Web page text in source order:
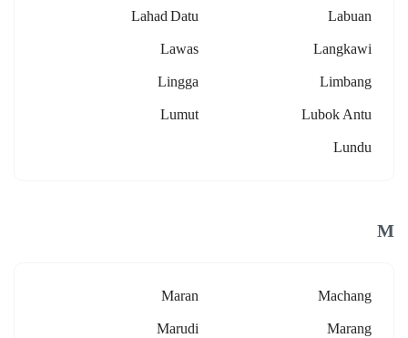
Labuan
Lahad Datu
Langkawi
Lawas
Limbang
Lingga
Lubok Antu
Lumut
Lundu
M
Machang
Maran
Marang
Marudi